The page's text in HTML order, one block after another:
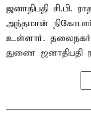
ஜனாதிபதி சி.பி.
அந்தமான்
உள்ளார். தலைநகர்
துணை ஜனாதிபதி